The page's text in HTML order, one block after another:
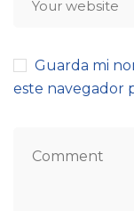
Guarda mi
este navegador